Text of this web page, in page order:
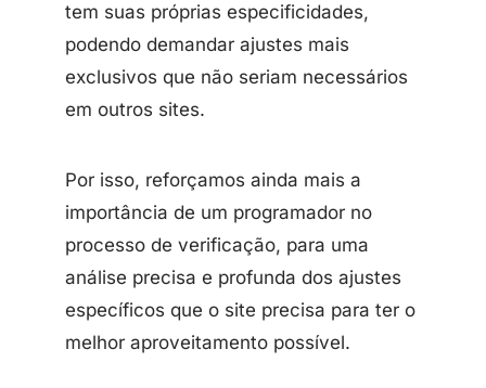
tem suas próprias especificidades,
podendo demandar ajustes mais
exclusivos que não seriam necessários
em outros sites.
Por isso, reforçamos ainda mais a
importância de um programador no
processo de verificação, para uma
análise precisa e profunda dos ajustes
específicos que o site precisa para ter o
melhor aproveitamento possível.